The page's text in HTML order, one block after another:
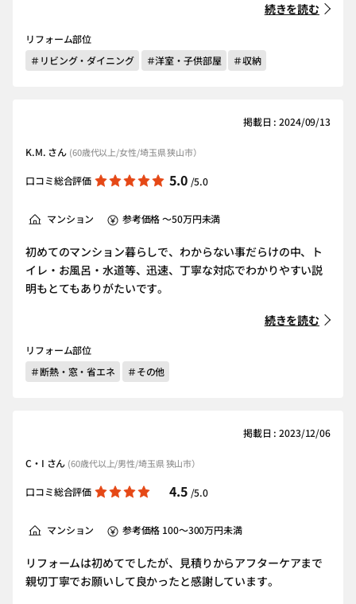
続きを読む
リフォーム部位
＃リビング・ダイニング
＃洋室・子供部屋 ＃収納
掲載日 : 2024/09/13
K.M. さん (60歳代以上/女性/埼玉県 狭山市）
口コミ総合評価 5.0 /5.0
マンション 参考価格 ～50万円未満
初めてのマンション暮らしで、わからない事だらけの中、ト
イレ・お風呂・水道等、迅速、丁寧な対応でわかりやすい説
明もとてもありがたいです。
続きを読む
リフォーム部位
＃断熱・窓・省エネ
＃その他
掲載日 : 2023/12/06
C・I さん (60歳代以上/男性/埼玉県 狭山市）
口コミ総合評価 4.5 /5.0
マンション 参考価格 100～300万円未満
リフォームは初めてでしたが、見積りからアフターケアまで
親切丁寧でお願いして良かったと感謝しています。